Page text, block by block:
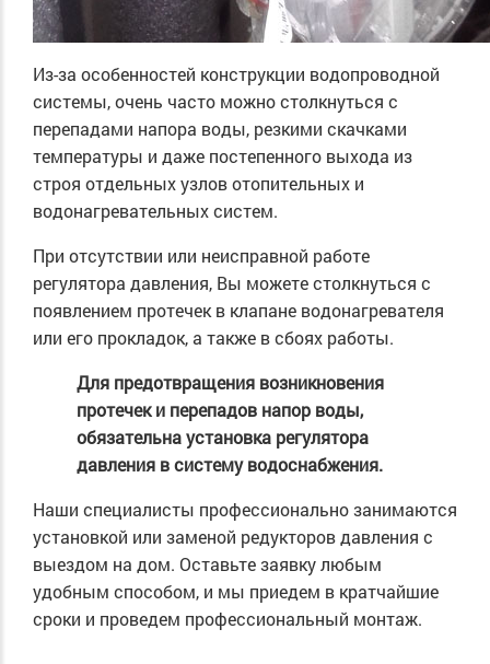
Из-за особенностей конструкции водопроводной
системы, очень часто можно столкнуться с
перепадами напора воды, резкими скачками
температуры и даже постепенного выхода из
строя отдельных узлов отопительных и
водонагревательных систем.
При отсутствии или неисправной работе
регулятора давления, Вы можете столкнуться с
появлением протечек в клапане водонагревателя
или его прокладок, а также в сбоях работы.
Для предотвращения возникновения
протечек и перепадов напор воды,
обязательна установка регулятора
давления в систему водоснабжения.
Наши специалисты профессионально занимаются
установкой или заменой редукторов давления с
выездом на дом. Оставьте заявку любым
удобным способом, и мы приедем в кратчайшие
сроки и проведем профессиональный монтаж.